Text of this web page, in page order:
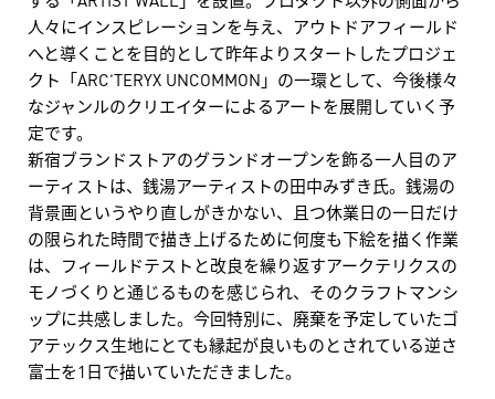
人々にインスピレーションを与え、アウトドアフィールド
へと導くことを目的として昨年よりスタートしたプロジェ
クト「ARC’TERYX UNCOMMON」の一環として、今後様々
なジャンルのクリエイターによるアートを展開していく予
定です。
新宿ブランドストアのグランドオープンを飾る一人目のア
ーティストは、銭湯アーティストの田中みずき氏。銭湯の
背景画というやり直しがきかない、且つ休業日の一日だけ
の限られた時間で描き上げるために何度も下絵を描く作業
は、フィールドテストと改良を繰り返すアークテリクスの
モノづくりと通じるものを感じられ、そのクラフトマンシ
ップに共感しました。今回特別に、廃棄を予定していたゴ
アテックス生地にとても縁起が良いものとされている逆さ
富士を1日で描いていただきました。